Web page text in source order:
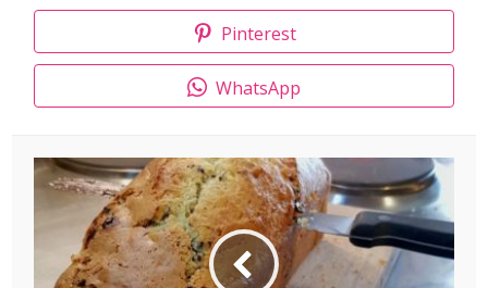
Pinterest
WhatsApp